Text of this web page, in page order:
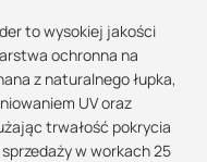
to wysokiej jakości
ochronna na
z naturalnego łupka,
UV oraz
trwałość pokrycia
w workach 25